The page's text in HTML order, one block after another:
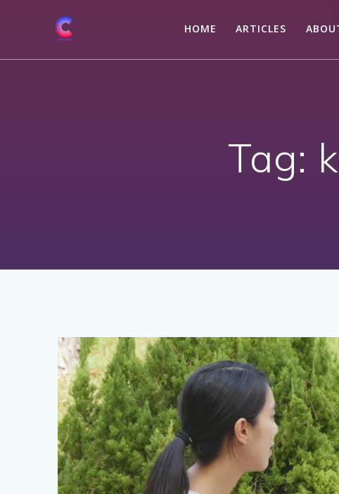
HOME ARTICLES
Tag: